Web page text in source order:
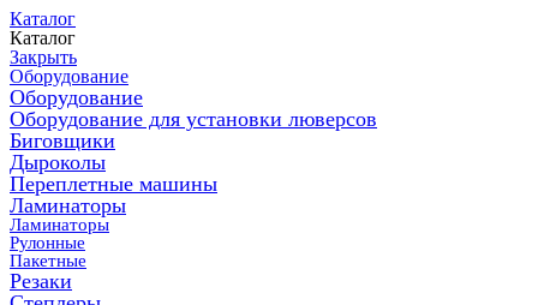
Каталог
Каталог
Закрыть
Оборудование
Оборудование
Оборудование для установки люверсов
Биговщики
Дыроколы
Переплетные машины
Ламинаторы
Ламинаторы
Рулонные
Пакетные
Резаки